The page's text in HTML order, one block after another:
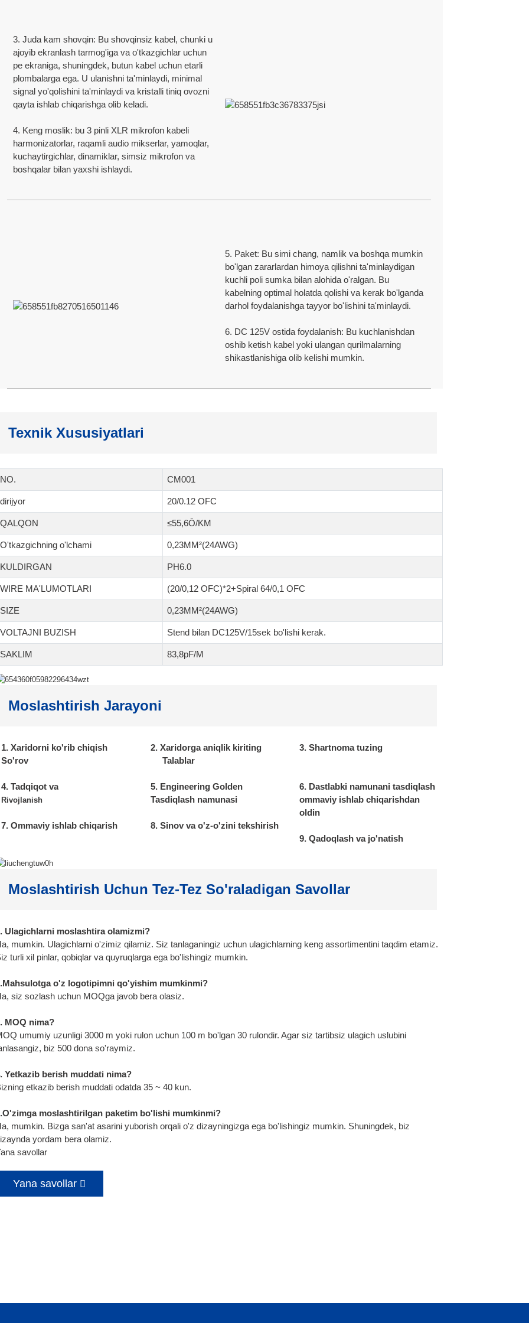
3. Juda kam shovqin: Bu shovqinsiz kabel, chunki u
ajoyib ekranlash tarmog'iga va o'tkazgichlar uchun
pe ekraniga, shuningdek, butun kabel uchun etarli
plombalarga ega. U ulanishni ta'minlaydi, minimal
signal yo'qolishini ta'minlaydi va kristalli tiniq ovozni
qayta ishlab chiqarishga olib keladi.
4. Keng moslik: bu 3 pinli XLR mikrofon kabeli
harmonizatorlar, raqamli audio mikserlar, yamoqlar,
kuchaytirgichlar, dinamiklar, simsiz mikrofon va
boshqalar bilan yaxshi ishlaydi.
5. Paket: Bu simi chang, namlik va boshqa mumkin
bo'lgan zararlardan himoya qilishni ta'minlaydigan
kuchli poli sumka bilan alohida o'ralgan. Bu
kabelning optimal holatda qolishi va kerak bo'lganda
darhol foydalanishga tayyor bo'lishini ta'minlaydi.
6. DC 125V ostida foydalanish: Bu kuchlanishdan
oshib ketish kabel yoki ulangan qurilmalarning
shikastlanishiga olib kelishi mumkin.
Texnik Xususiyatlari
NO. CM001
dirijyor 20/0.12 OFC
QALQON ≤55,6Ō/KM
O'tkazgichning o'lchami 0,23MM²(24AWG)
KULDIRGAN PH6.0
WIRE MA'LUMOTLARI (20/0,12 OFC)*2+Spiral 64/0,1 OFC
SIZE 0,23MM²(24AWG)
VOLTAJNI BUZISH Stend bilan DC125V/15sek bo'lishi kerak.
SAKLIM 83,8pF/M
Moslashtirish Jarayoni
1. Xaridorni ko'rib chiqish
So'rov
4. Tadqiqot va
Rivojlanish
7. Ommaviy ishlab chiqarish
2. Xaridorga aniqlik kiriting
Talablar
5. Engineering Golden
Tasdiqlash namunasi
8. Sinov va o'z-o'zini tekshirish
3. Shartnoma tuzing
6. Dastlabki namunani tasdiqlash
ommaviy ishlab chiqarishdan
oldin
9. Qadoqlash va jo'natish
Moslashtirish Uchun Tez-Tez So'raladigan Savollar
Ulagichlarni moslashtira olamizmi?
mumkin. Ulagichlarni o'zimiz qilamiz. Siz tanlaganingiz uchun ulagichlarning keng assortimentini taqdim etamiz.
turli xil pinlar, qobiqlar va quyruqlarga ega bo'lishingiz mumkin.
o'z logotipimni qo'yishim mumkinmi?
siz sozlash uchun MOQga javob bera olasiz.
MOQ nima?
umumiy uzunligi 3000 m yoki rulon uchun 100 m bo'lgan 30 rulondir. Agar siz tartibsiz ulagich uslubini
biz 500 dona so'raymiz.
Yetkazib berish muddati nima?
etkazib berish muddati odatda 35 ~ 40 kun.
moslashtirilgan paketim bo'lishi mumkinmi?
mumkin. Bizga san'at asarini yuborish orqali o'z dizayningizga ega bo'lishingiz mumkin. Shuningdek, biz
yordam bera olamiz.
savollar
Yana savollar
O'Z VAQTIDA YETKAZIB BERISH
Har bir buyurtma uchun belgilangan muddatlarga rioya qilish uchun o'z vaqtida yetkazib berishni ta'minlash uchun bizda samarali
etkazib berish va yetkazib berish jarayonlari mavjud.
Biz 30+ yillik OEM / ODM ishlab chiqarish va innovatsion tajribalar bilan professional texnik yordamni taqdim etamiz.
SERTIFIKATLAR